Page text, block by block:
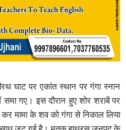
घाट पर एकांत स्थान पर गंगा स्नान
गए। इस दौरान हुए शोर शराबें पर
मामा के शव को गंगा से निकाल लिया